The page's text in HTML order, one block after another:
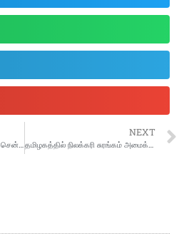
ஜாக்டோ ஜியோ அமைப்பினருடன் சென்னையில் அமைச்சர்கள் குழு பேச்சுவார்த்தை
NEXT
தமிழகத்தில் நிலக்கரி சுரங்கம் அமைக்கும் முடிவு ரத்து: மத்திய அமைச்சர் அறிவிப்பு